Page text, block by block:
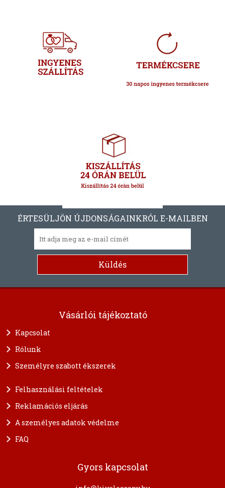
ÉRTESÜLJÖN ÚJDONSÁGAINKRÓL E-MAILBEN
Vásárlói tájékoztató
Kapcsolat
Rólunk
Személyre szabott ékszerek
Felhasználási feltételek
Reklamációs eljárás
A személyes adatok védelme
FAQ
Gyors kapcsolat